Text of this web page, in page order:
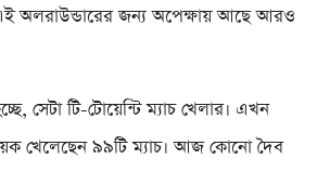
অলরাউন্ডারের জন্য অপেক্ষায় আছে আরও
সেটা টি-টোয়েন্টি ম্যাচ খেলার। এখন
খেলেছেন ৯৯টি ম্যাচ। আজ কোনো দৈব